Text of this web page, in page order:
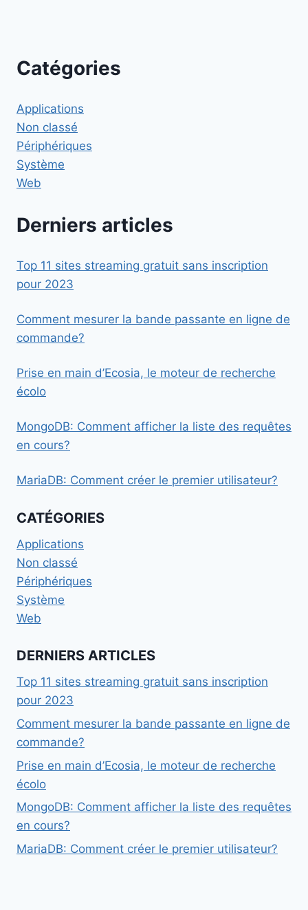
Catégories
Applications
Non classé
Périphériques
Système
Web
Derniers articles
Top 11 sites streaming gratuit sans inscription
pour 2023
Comment mesurer la bande passante en ligne de
commande?
Prise en main d’Ecosia, le moteur de recherche
écolo
MongoDB: Comment afficher la liste des requêtes
en cours?
MariaDB: Comment créer le premier utilisateur?
CATÉGORIES
Applications
Non classé
Périphériques
Système
Web
DERNIERS ARTICLES
Top 11 sites streaming gratuit sans inscription
pour 2023
Comment mesurer la bande passante en ligne de
commande?
Prise en main d’Ecosia, le moteur de recherche
écolo
MongoDB: Comment afficher la liste des requêtes
en cours?
MariaDB: Comment créer le premier utilisateur?